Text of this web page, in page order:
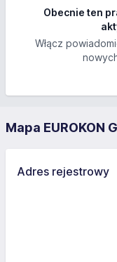
Obecnie ten
Włącz
Mapa EUROKON
Adres rejestrowy